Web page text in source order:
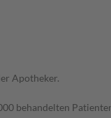
Apotheker.
behandelten